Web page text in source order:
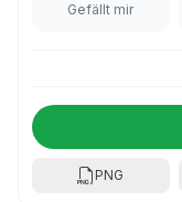
Gefällt mir
PNG